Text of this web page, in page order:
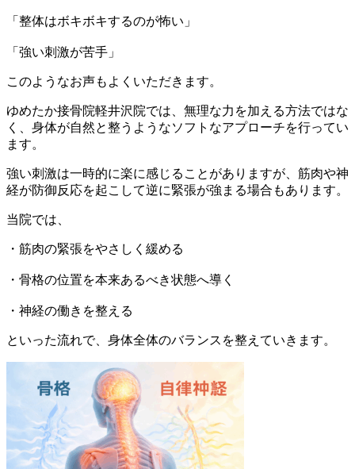
「整体はボキボキするのが怖い」
「強い刺激が苦手」
このようなお声もよくいただきます。
ゆめたか接骨院軽井沢院では、無理な力を加える方法ではな
く、身体が自然と整うようなソフトなアプローチを行ってい
ます。
強い刺激は一時的に楽に感じることがありますが、筋肉や神
経が防御反応を起こして逆に緊張が強まる場合もあります。
当院では、
・筋肉の緊張をやさしく緩める
・骨格の位置を本来あるべき状態へ導く
・神経の働きを整える
といった流れで、身体全体のバランスを整えていきます。